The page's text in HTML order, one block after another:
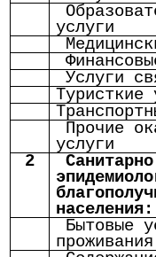
услуги
Услуги
Туристкие
Прочие
услуги
2
населения:
Бытовые
проживания